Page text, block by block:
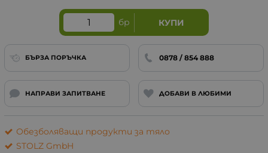
бр КУПИ
БЪРЗА ПОРЪЧКА 0878 / 854 888
НАПРАВИ ЗАПИТВАНЕ ДОБАВИ В ЛЮБИМИ
Обезболяващи продукти за тяло
STOLZ GmbH